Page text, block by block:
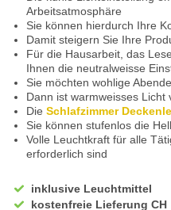
Arbeitsatmosphäre
Sie können hierdurch Ihre
Damit steigern Sie Ihre
Für die Hausarbeit, das
Ihnen die neutralweisse
Sie möchten wohlige
Dann ist warmweisses Licht
Die Schlafzimmer
Sie können stufenlos die
Volle Leuchtkraft für alle
erforderlich sind
Einfach mal nichts tun und
Ganz zartes Licht eignet
inklusive Leuchtmittel
kostenfreie Lieferung CH